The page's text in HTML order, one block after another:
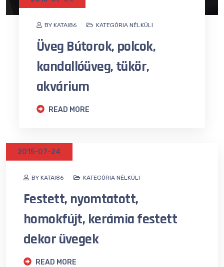
BY KATAI86 KATEGÓRIA NÉLKÜLI
Üveg Bútorok, polcok,
kandallóüveg, tükör,
akvárium
READ MORE
BY KATAI86
2015-07-24
KATEGÓRIA NÉLKÜLI
Festett, nyomtatott,
homokfújt, kerámia festett
dekor üvegek
READ MORE